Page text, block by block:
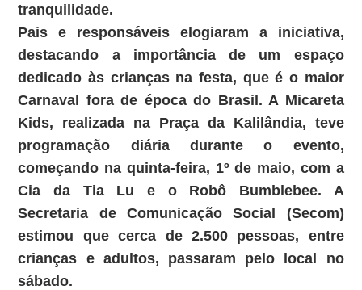
tranquilidade.
Pais e responsáveis elogiaram a iniciativa,
destacando a importância de um espaço
dedicado às crianças na festa, que é o maior
Carnaval fora de época do Brasil. A Micareta
Kids, realizada na Praça da Kalilândia, teve
programação diária durante o evento,
começando na quinta-feira, 1º de maio, com a
Cia da Tia Lu e o Robô Bumblebee. A
Secretaria de Comunicação Social (Secom)
estimou que cerca de 2.500 pessoas, entre
crianças e adultos, passaram pelo local no
sábado.